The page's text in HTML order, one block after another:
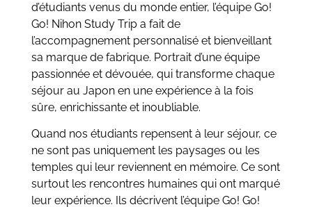
d’étudiants venus du monde entier, l’équipe Go!
Go! Nihon Study Trip a fait de
l’accompagnement personnalisé et bienveillant
sa marque de fabrique. Portrait d’une équipe
passionnée et dévouée, qui transforme chaque
séjour au Japon en une expérience à la fois
sûre, enrichissante et inoubliable.
Quand nos étudiants repensent à leur séjour, ce
ne sont pas uniquement les paysages ou les
temples qui leur reviennent en mémoire. Ce sont
surtout les rencontres humaines qui ont marqué
leur expérience. Ils décrivent l’équipe Go! Go!